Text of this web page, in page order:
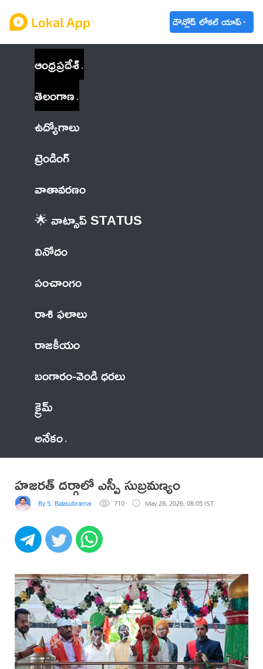
డౌన్లోడ్ లోకల్ యాప్
ఆంధ్రప్రదేశ్
తెలంగాణ
ఉద్యోగాలు
ట్రెండింగ్
వాతావరణం
🌟 వాట్సాప్ STATUS
వినోదం
పంచాంగం
రాశి ఫలాలు
రాజకీయం
బంగారం-వెండి ధరలు
క్రైమ్
అనేకం
హజరత్ దర్గాలో ఎస్పీ సుబ్రమణ్యం
By S. Balasubramanyam 710 May 28, 2026, 08:05 IST